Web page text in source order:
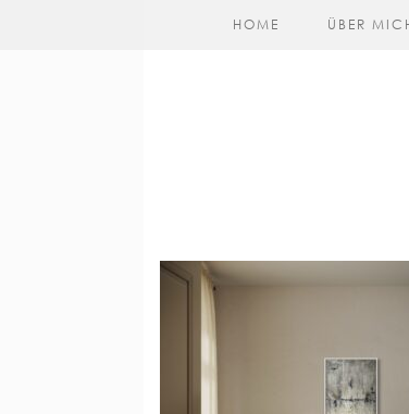
HOME ÜBER